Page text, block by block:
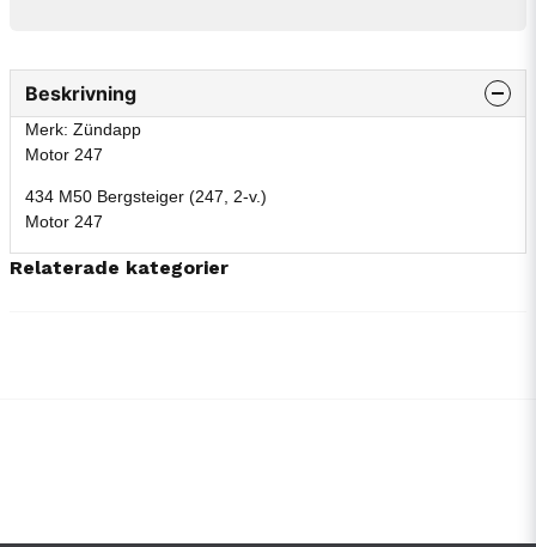
Beskrivning
Merk: Zündapp
Motor 247
434 M50 Bergsteiger (247, 2-v.)
Motor 247
Relaterade kategorier